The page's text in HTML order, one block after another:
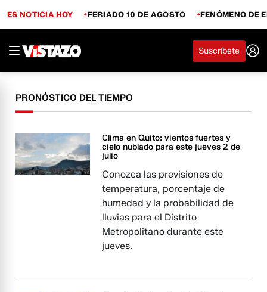
ES NOTICIA HOY FERIADO 10 DE AGOSTO FENÓMENO DE
Suscríbete
PRONÓSTICO DEL TIEMPO
Clima en Quito: vientos fuertes y
cielo nublado para este jueves 2 de
julio
Conozca las previsiones de
temperatura, porcentaje de
humedad y la probabilidad de
lluvias para el Distrito
Metropolitano durante este
jueves.